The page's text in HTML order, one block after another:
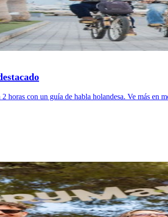
horas con un guía de habla holandesa. Ve más en